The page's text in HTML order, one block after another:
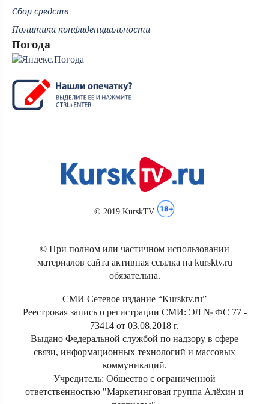
Сбор средств
Политика конфиденциальности
Погода
© 2019 KurskTV
© При полном или частичном использовании
материалов сайта активная ссылка на kursktv.ru
обязательна.
СМИ Сетевое издание “Kursktv.ru”
Реестровая запись о регистрации СМИ: ЭЛ № ФС 77 -
73414 от 03.08.2018 г.
Выдано Федеральной службой по надзору в сфере
связи, информационных технологий и массовых
коммуникаций.
Учредитель: Общество с ограниченной
ответственностью "Маркетинговая группа Алёхин и